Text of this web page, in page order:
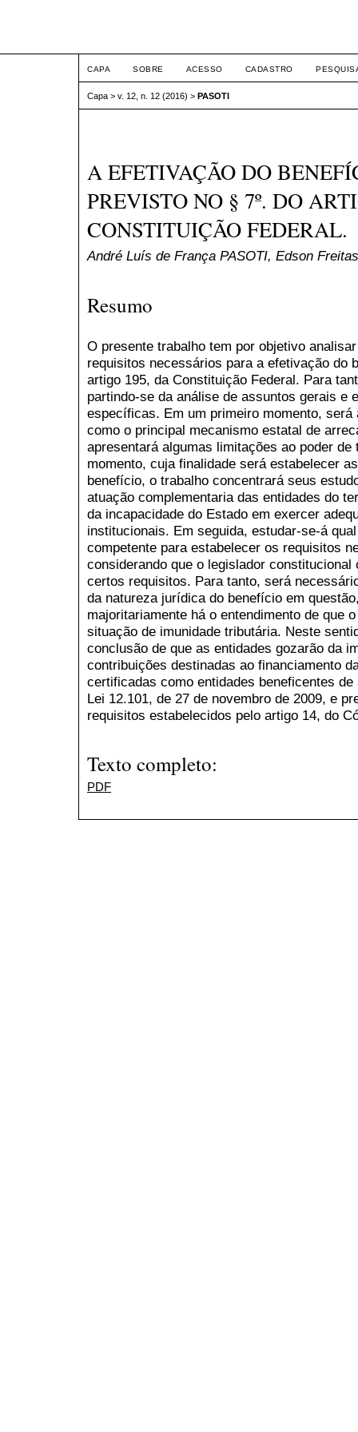
CAPA SOBRE ACESSO CADASTRO
Capa > v. 12, n. 12 (2016) > PASOTI
A EFETIVAÇÃO DO
PREVISTO NO § 7º. DO
CONSTITUIÇÃO FEDERAL.
André Luís de França PASOTI, Edson
Resumo
O presente trabalho tem por objetivo
requisitos necessários para a efetivação do
artigo 195, da Constituição Federal. Para
partindo-se da análise de assuntos gerais e
específicas. Em um primeiro momento,
como o principal mecanismo estatal de
apresentará algumas limitações ao poder
momento, cuja finalidade será estabelecer
benefício, o trabalho concentrará seus
atuação complementaria das entidades do
da incapacidade do Estado em exercer
institucionais. Em seguida, estudar-se-á
competente para estabelecer os requisitos
considerando que o legislador
certos requisitos. Para tanto, será
da natureza jurídica do benefício em
majoritariamente há o entendimento de que
situação de imunidade tributária. Neste
conclusão de que as entidades gozarão da
contribuições destinadas ao financiamento
certificadas como entidades beneficentes
Lei 12.101, de 27 de novembro de 2009, e
requisitos estabelecidos pelo artigo 14, do
Texto completo:
PDF